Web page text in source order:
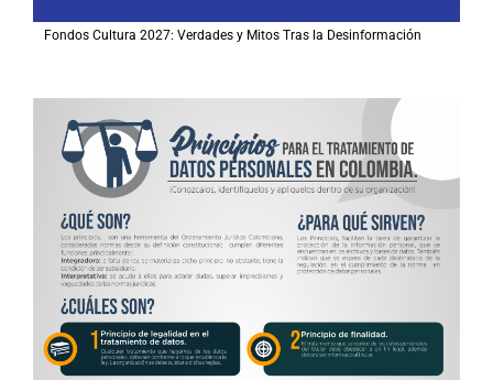
Fondos Cultura 2027: Verdades y Mitos Tras la Desinformación